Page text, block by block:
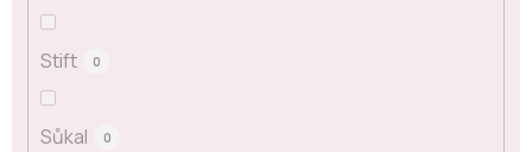
Stift 0
Sůkal 0